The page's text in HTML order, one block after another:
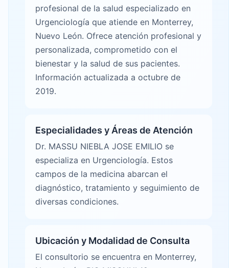
profesional de la salud especializado en
Urgenciología que atiende en Monterrey,
Nuevo León. Ofrece atención profesional y
personalizada, comprometido con el
bienestar y la salud de sus pacientes.
Información actualizada a octubre de
2019.
Especialidades y Áreas de Atención
Dr. MASSU NIEBLA JOSE EMILIO se
especializa en Urgenciología. Estos
campos de la medicina abarcan el
diagnóstico, tratamiento y seguimiento de
diversas condiciones.
Ubicación y Modalidad de Consulta
El consultorio se encuentra en Monterrey,